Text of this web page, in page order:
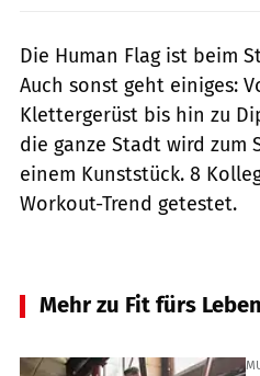
Die Human Flag ist beim
Auch sonst geht einiges:
Klettergerüst bis hin zu
die ganze Stadt wird zum
einem Kunststück. 8
Workout-Trend getestet.
Mehr zu Fit fürs